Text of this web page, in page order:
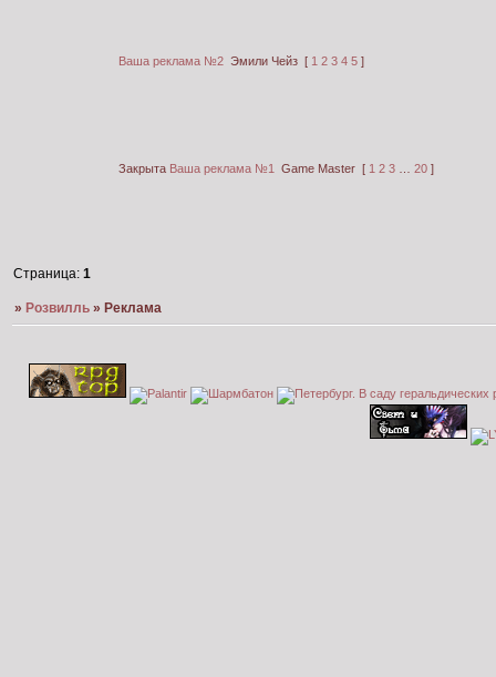
Ваша реклама №2 Эмили Чейз [ 1 2 3 4 5 ]
Закрыта Ваша реклама №1 Game Master [ 1 2 3 20 ]
Страница:1
»Розвилль »Реклама